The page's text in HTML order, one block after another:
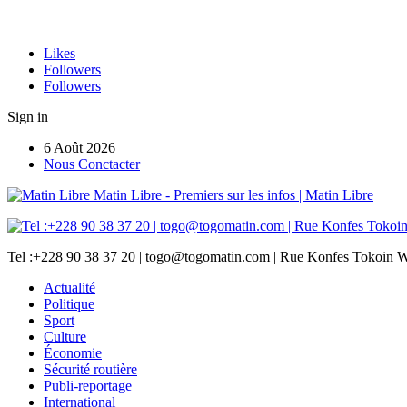
Likes
Followers
Followers
Sign in
6 Août 2026
Nous Conctacter
Matin Libre - Premiers sur les infos | Matin Libre
Tel :+228 90 38 37 20 | togo@togomatin.com | Rue Konfes Tokoin
Actualité
Politique
Sport
Culture
Économie
Sécurité routière
Publi-reportage
International